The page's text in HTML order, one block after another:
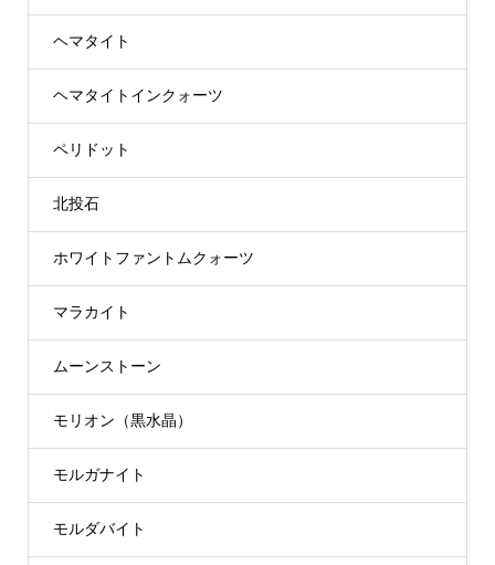
ヘマタイト
ヘマタイトインクォーツ
ペリドット
北投石
ホワイトファントムクォーツ
マラカイト
ムーンストーン
モリオン（黒水晶）
モルガナイト
モルダバイト